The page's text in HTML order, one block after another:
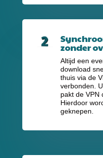
zonder
Altijd een
download
thuis via de
verbonden.
pakt de VPN
Hierdoor
geknepen.